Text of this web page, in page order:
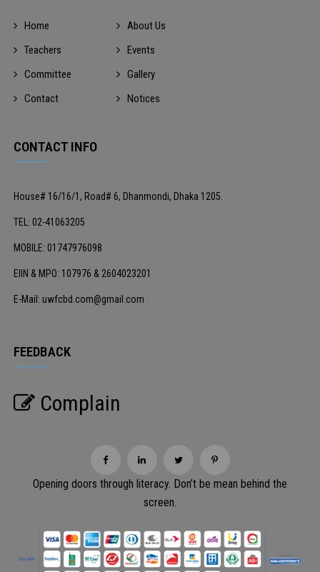
Home
About Us
Teachers
Events
Committee
Gallery
Contact
Notices
CONTACT INFO
House# 16/16/1, Road# 6, Dhanmondi, Dhaka 1205.
TEL: 02-41063205
MOBILE: 01747976098
EIIN & MPO: 107976 & 2604023201
E-Mail: uwfcbd.com@gmail.com
FEEDBACK
Complain
Opening doors through literacy. Don’t be mean behind the
screen.